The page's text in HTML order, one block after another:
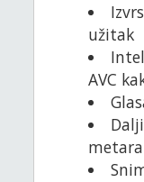
užitak
AVC